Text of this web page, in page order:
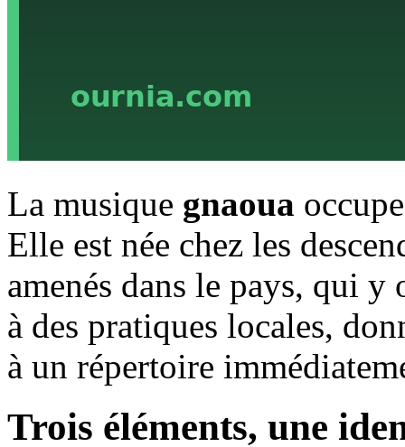
La musique gnaoua
Elle est née chez les
amenés dans le pays, qui
à des pratiques locales,
à un répertoire
Trois éléments, une